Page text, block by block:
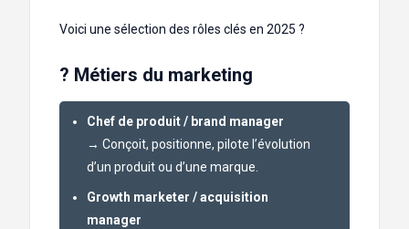
Voici une sélection des rôles clés en 2025 ?
? Métiers du marketing
Chef de produit / brand manager
→ Conçoit, positionne, pilote l’évolution
d’un produit ou d’une marque.
Growth marketer / acquisition
manager